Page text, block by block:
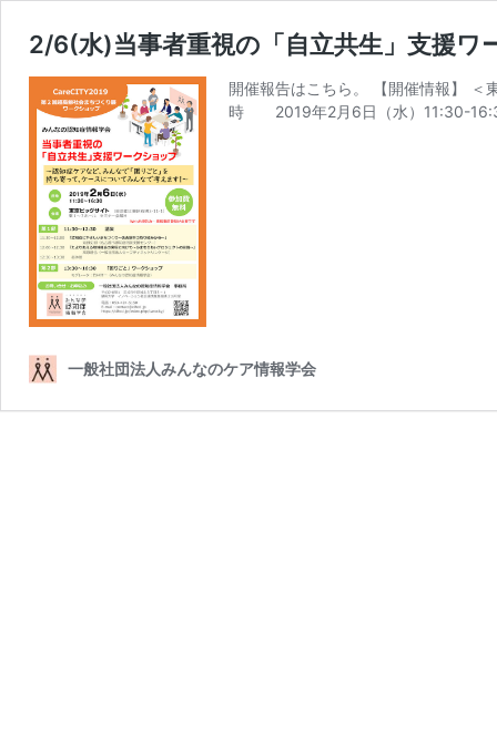
2/6(水)当事者重視の「自立共生」支援ワ
開催報告はこちら。 【開催情報】
時 2019年2月6日（水）11:30-
一般社団法人みんなのケア情報学会